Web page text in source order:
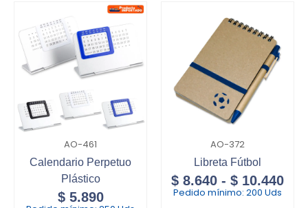
AO-461
Calendario Perpetuo
Plástico
$5.890
AO-372
Libreta Fútbol
$ 8.640 - $ 10.440
Pedido mínimo: 200 Uds